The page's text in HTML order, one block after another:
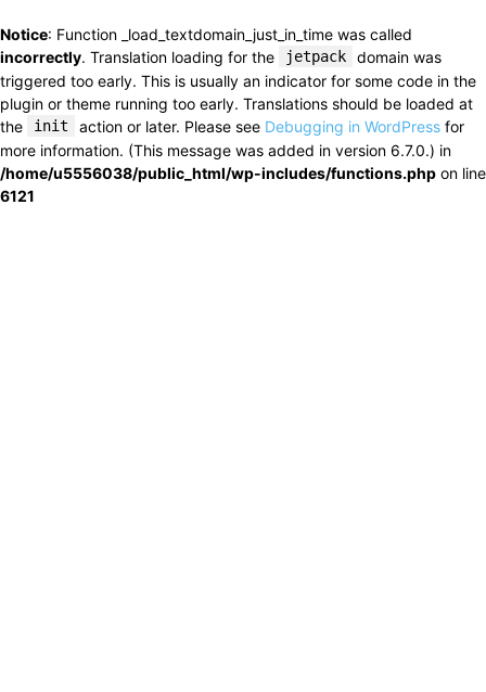
Notice: Function _load_textdomain_just_in_time was called
incorrectly. Translation loading for the jetpack
domain was
triggered too early. This is usually an indicator for some code in the
plugin or theme running too early. Translations should be loaded at
the
init action or later. Please see Debugging in WordPress for
more information. (This message was added in version 6.7.0.) in
/home/u5556038/public_html/wp-includes/functions.php on line
6121